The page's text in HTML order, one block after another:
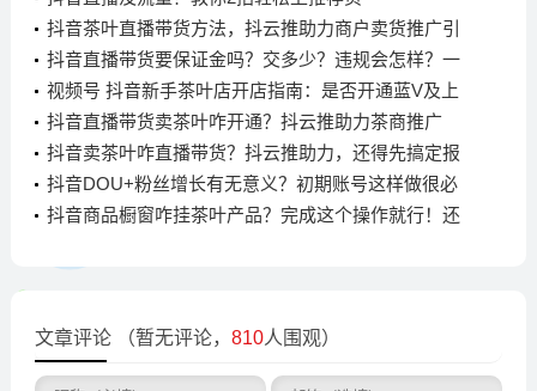
抖音茶叶直播带货方法，抖云推助力商户卖货推广引
流
抖音直播带货要保证金吗？交多少？违规会怎样？一
文说清
视频号 抖音新手茶叶店开店指南：是否开通蓝V及上
架产品全流程
抖音直播带货卖茶叶咋开通？抖云推助力茶商推广
抖音卖茶叶咋直播带货？抖云推助力，还得先搞定报
白流程
抖音DOU+粉丝增长有无意义？初期账号这样做很必
要
抖音商品橱窗咋挂茶叶产品？完成这个操作就行！还
文章评论 （暂无评论， 810人围观）